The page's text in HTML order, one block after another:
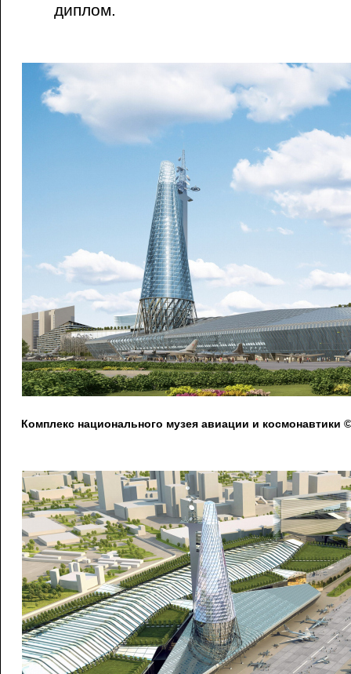
диплом.
Комплекс национального музея авиации и